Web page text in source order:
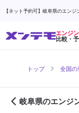
【ネット予約可】岐阜県のエン
エンジ
比較・
トップ 全国
岐阜県のエンジ